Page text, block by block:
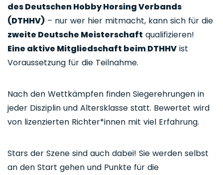
des Deutschen Hobby Horsing Verbands
(DTHHV) – nur wer hier mitmacht, kann sich für die
zweite Deutsche Meisterschaft qualifizieren!
Eine aktive Mitgliedschaft beim DTHHV ist
Voraussetzung für die Teilnahme.
Nach den Wettkämpfen finden Siegerehrungen in
jeder Disziplin und Altersklasse statt. Bewertet wird
von lizenzierten Richter*innen mit viel Erfahrung.
Stars der Szene sind auch dabei! Sie werden selbst
an den Start gehen und Punkte für die